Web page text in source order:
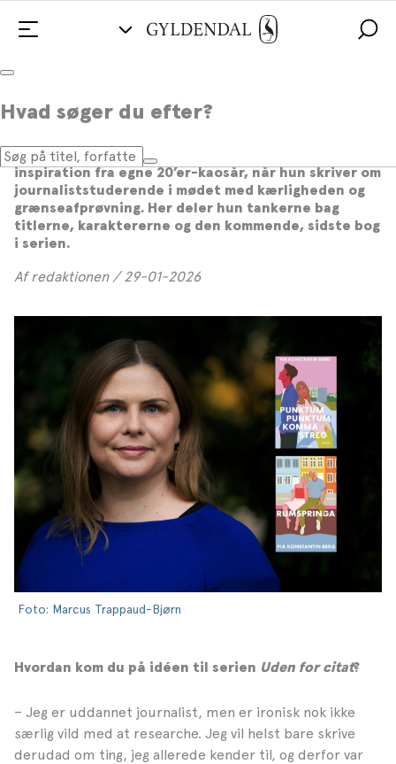
Hvad søger du efter?
Pia Konstantin Berg: ”Jeg ville skrive
om det kaos, jeg selv levede i”
I UDEN FOR CITAT-serien henter Pia Konstantin Berg
inspiration fra egne 20’er-kaosår, når hun skriver om
journaliststuderende i mødet med kærligheden og
grænseafprøvning. Her deler hun tankerne bag
titlerne, karaktererne og den kommende, sidste bog
i serien.
Af redaktionen / 29-01-2026
Foto: Marcus Trappaud-Bjørn
Hvordan kom du på idéen til serien Uden for citat?
– Jeg er uddannet journalist, men er ironisk nok ikke
særlig vild med at researche. Jeg vil helst bare skrive
derudad om ting, jeg allerede kender til, og derfor var